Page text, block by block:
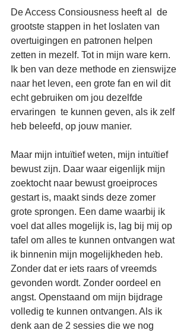
De Access Consiousness heeft al  de
grootste stappen in het loslaten van
overtuigingen en patronen helpen
zetten in mezelf. Tot in mijn ware kern.
Ik ben van deze methode en zienswijze
naar het leven, een grote fan en wil dit
echt gebruiken om jou dezelfde
ervaringen  te kunnen geven, als ik zelf
heb beleefd, op jouw manier.
Maar mijn intuïtief weten, mijn intuïtief
bewust zijn. Daar waar eigenlijk mijn
zoektocht naar bewust groeiproces
gestart is, maakt sinds deze zomer
grote sprongen. Een dame waarbij ik
voel dat alles mogelijk is, lag bij mij op
tafel om alles te kunnen ontvangen wat
ik binnenin mijn mogelijkheden heb.
Zonder dat er iets raars of vreemds
gevonden wordt. Zonder oordeel en
angst. Openstaand om mijn bijdrage
volledig te kunnen ontvangen. Als ik
denk aan de 2 sessies die we nog